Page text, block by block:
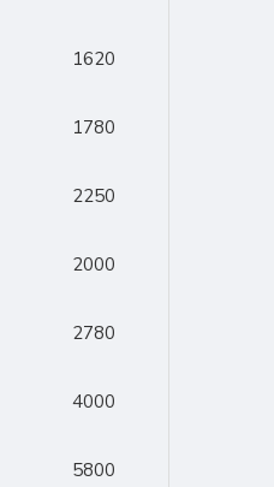
1620
1780
2250
2000
2780
4000
5800